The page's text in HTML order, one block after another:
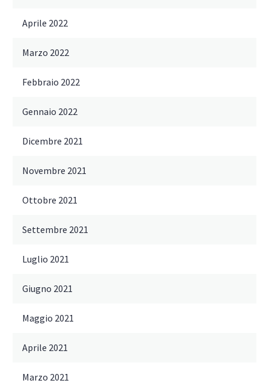
Aprile 2022
Marzo 2022
Febbraio 2022
Gennaio 2022
Dicembre 2021
Novembre 2021
Ottobre 2021
Settembre 2021
Luglio 2021
Giugno 2021
Maggio 2021
Aprile 2021
Marzo 2021